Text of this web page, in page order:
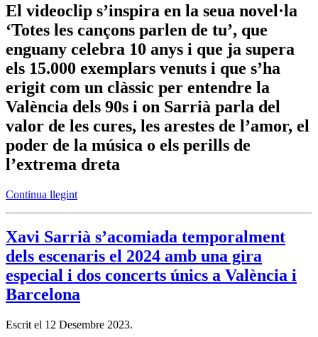
El videoclip s’inspira en la seua novel·la
‘Totes les cançons parlen de tu’, que
enguany celebra 10 anys i que ja supera
els 15.000 exemplars venuts i que s’ha
erigit com un clàssic per entendre la
València dels 90s i on Sarrià parla del
valor de les cures, les arestes de l’amor, el
poder de la música o els perills de
l’extrema dreta
Continua llegint
Xavi Sarrià s’acomiada temporalment
dels escenaris el 2024 amb una gira
especial i dos concerts únics a València i
Barcelona
Escrit el 12 Desembre 2023.